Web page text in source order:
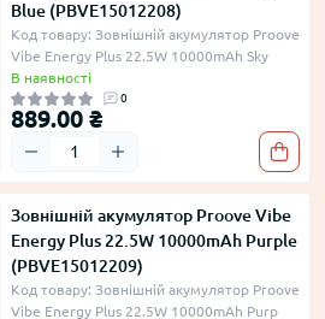
Blue (PBVE15012208)
Код товару: Зовнішній акумулятор Proove
Vibe Energy Plus 22.5W 10000mAh Sky
В наявності
0
889.00 ₴
Зовнішній акумулятор Proove Vibe
Energy Plus 22.5W 10000mAh Purple
(PBVE15012209)
Код товару: Зовнішній акумулятор Proove
Vibe Energy Plus 22.5W 10000mAh Purp